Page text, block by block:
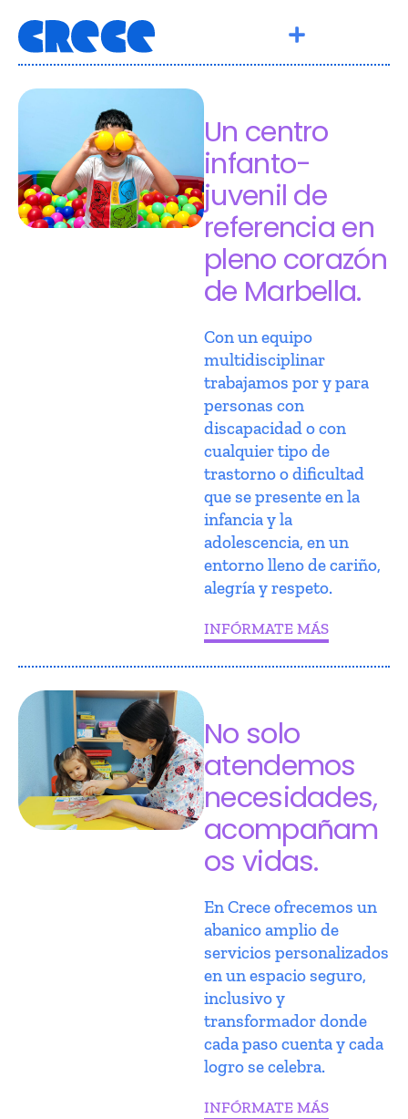
Un centro
infanto-
juvenil de
referencia en
pleno corazón
de Marbella.
Con un equipo
multidisciplinar
trabajamos por y para
personas con
discapacidad o con
cualquier tipo de
trastorno o dificultad
que se presente en la
infancia y la
adolescencia, en un
entorno lleno de cariño,
alegría y respeto.
INFÓRMATE MÁS
No solo
atendemos
necesidades,
acompañam
os vidas.
En Crece ofrecemos un
abanico amplio de
servicios personalizados
en un espacio seguro,
inclusivo y
transformador donde
cada paso cuenta y cada
logro se celebra.
INFÓRMATE MÁS